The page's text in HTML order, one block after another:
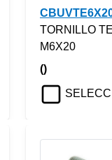
TORNILLO
M6X20
()